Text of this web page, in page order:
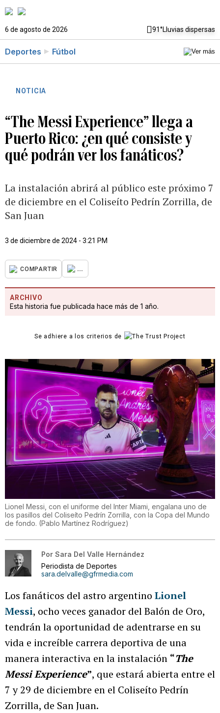
6 de agosto de 2026 91°Lluvias dispersas
Deportes Fútbol
NOTICIA
“The Messi Experience” llega a
Puerto Rico: ¿en qué consiste y
qué podrán ver los fanáticos?
La instalación abrirá al público este próximo 7
de diciembre en el Coliseíto Pedrín Zorrilla, de
San Juan
3 de diciembre de 2024 - 3:21 PM
COMPARTIR ...
ARCHIVO
Esta historia fue publicada hace más de 1 año.
Se adhiere a los criterios de
Lionel Messi, con el uniforme del Inter Miami, engalana uno de
los pasillos del Coliseíto Pedrín Zorrilla, con la Copa del Mundo
de fondo. (Pablo Martínez Rodríguez)
Por Sara Del Valle Hernández
Periodista de Deportes
sara.delvalle@gfrmedia.com
Los fanáticos del astro argentino Lionel
Messi, ocho veces ganador del Balón de Oro,
tendrán la oportunidad de adentrarse en su
vida e increíble carrera deportiva de una
manera interactiva en la instalación “The
Messi Experience”, que estará abierta entre el
7 y 29 de diciembre en el Coliseíto Pedrín
Zorrilla, de San Juan.